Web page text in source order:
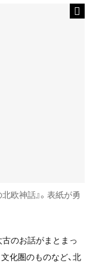
欧神話』。表紙が勇
のお話がまとまっ
化圏のものなど、北